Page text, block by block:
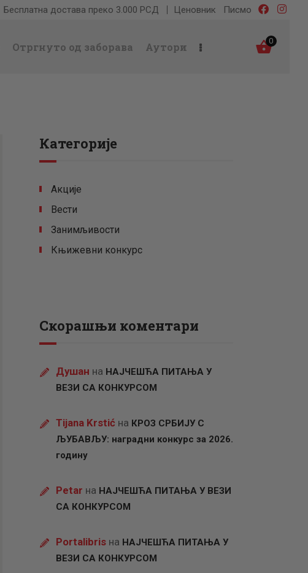
Бесплатна достава преко 3.000 РСД Ценовник Писмо
Отргнуто од заборава Аутори 0
Категорије
Акције
Вести
Занимљивости
Књижевни конкурс
Скорашњи коментари
Душан на НАЈЧЕШЋА ПИТАЊА У
ВЕЗИ СА КОНКУРСОМ
Tijana Krstić на КРОЗ СРБИЈУ С
ЉУБАВЉУ: наградни конкурс за 2026.
годину
Petar на НАЈЧЕШЋА ПИТАЊА У ВЕЗИ
СА КОНКУРСОМ
Portalibris на НАЈЧЕШЋА ПИТАЊА У
ВЕЗИ СА КОНКУРСОМ